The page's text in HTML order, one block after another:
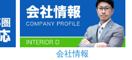
会社情報